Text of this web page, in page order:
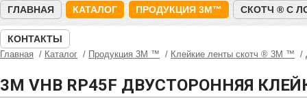
ГЛАВНАЯ КАТАЛОГ ПРОДУКЦИЯ 3M™ СКОТЧ ® С
КОНТАКТЫ
Главная Каталог Продукция 3M ™ Клейкие ленты скотч ® 3M ™
3M VHB RP45F ДВУСТОРОННЯЯ